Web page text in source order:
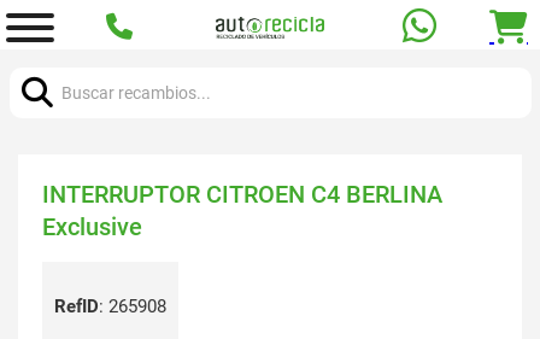
INTERRUPTOR CITROEN C4 BERLINA
Exclusive
RefID: 265908